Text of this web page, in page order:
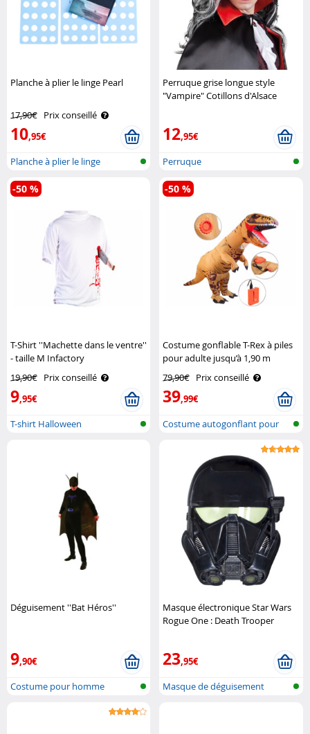
Planche à plier le linge Pearl
17,90€ Prix conseillé
10,95€
Planche à plier le linge
Perruque grise longue style
"Vampire" Cotillons d'Alsace
12,95€
Perruque
T-Shirt ''Machette dans le ventre''
- taille M Infactory
19,90€ Prix conseillé
9,95€
-50 %
T-shirt Halloween
Costume gonflable T-Rex à piles
pour adulte jusqu’à 1,90 m
79,90€ Prix conseillé
39,99€
-50 %
Costume autogonflant pour
Déguisement ''Bat Héros''
9,90€
Costume pour homme
Masque électronique Star Wars
Rogue One : Death Trooper
23,95€
Masque de déguisement